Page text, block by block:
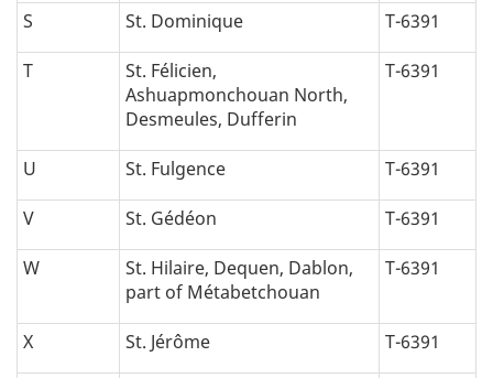
S St. Dominique T-6391
T
St. Félicien,
Ashuapmonchouan North,
Desmeules, Dufferin
T-6391
U St. Fulgence T-6391
V St. Gédéon T-6391
W
St. Hilaire, Dequen, Dablon,
part of Métabetchouan
T-6391
X St. Jérôme T-6391